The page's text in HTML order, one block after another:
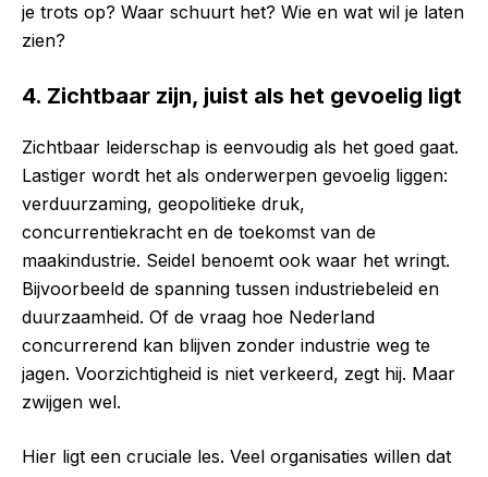
je trots op? Waar schuurt het? Wie en wat wil je laten
zien?
4. Zichtbaar zijn, juist als het gevoelig ligt
Zichtbaar leiderschap is eenvoudig als het goed gaat.
Lastiger wordt het als onderwerpen gevoelig liggen:
verduurzaming, geopolitieke druk,
concurrentiekracht en de toekomst van de
maakindustrie. Seidel benoemt ook waar het wringt.
Bijvoorbeeld de spanning tussen industriebeleid en
duurzaamheid. Of de vraag hoe Nederland
concurrerend kan blijven zonder industrie weg te
jagen. Voorzichtigheid is niet verkeerd, zegt hij. Maar
zwijgen wel.
Hier ligt een cruciale les. Veel organisaties willen dat